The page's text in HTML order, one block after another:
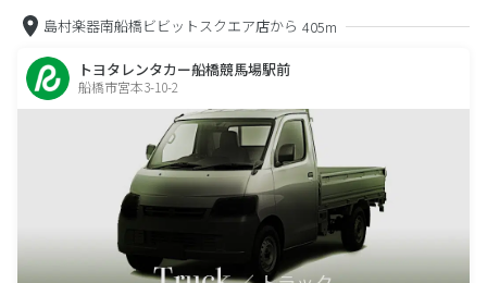
島村楽器南船橋ビビットスクエア店から 405m
トヨタレンタカー船橋競馬場駅前
船橋市宮本3-10-2